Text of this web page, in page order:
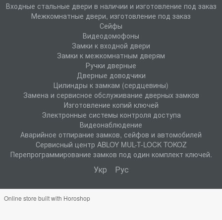
Входные стальные двери в наличии и изготовление под заказ
Межкомнатные двери, изготовление под заказ
Сейфы
Видеодомофоны
Замки к входной двери
Замки к межкомнатным дверям
Ручки дверные
Дверные доводчики
Цилиндры к замкам (сердцевины)
Замена и сервисное обслуживание дверных замков
Изготовление копий ключей
Электронные системы контроля доступа
Видеонаблюдение
Аварийное отпирание замков, сейфов и автомобилей
Сервисный центр ABLOY MUL-T-LOCK TOKOZ
Перепрограммирование замков под один комплект ключей.
Укр Рус
Online store built with Horoshop